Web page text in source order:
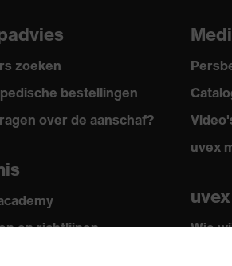
zoeken
bestellingen
over de aanschaf?
en richtlijnen
uvex
Wie